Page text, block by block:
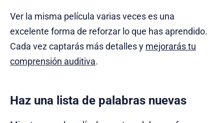
Ver la misma película varias veces es una
excelente forma de reforzar lo que has aprendido.
Cada vez captarás más detalles y mejorarás tu
comprensión auditiva.
Haz una lista de palabras nuevas